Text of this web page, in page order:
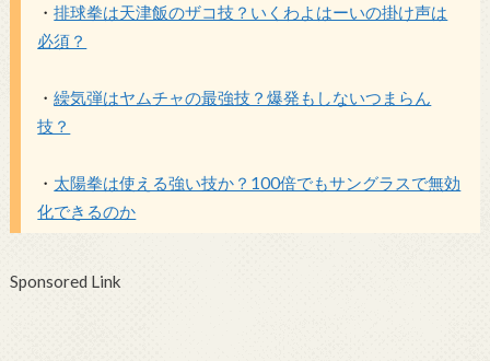
・排球拳は天津飯のザコ技？いくわよはーいの掛け声は
必須？
・繰気弾はヤムチャの最強技？爆発もしないつまらん
技？
・ 太陽拳は使える強い技か？100倍でもサングラスで無効
化できるのか
Sponsored Link